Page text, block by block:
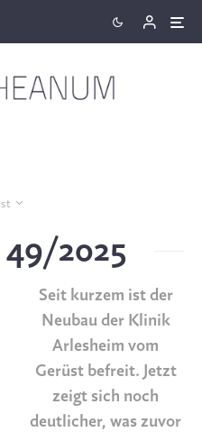
49/2025
Seit kurzem ist der
Neubau der Klinik
Arlesheim vom
Gerüst befreit. Jetzt
zeigt sich noch
deutlicher, was zuvor